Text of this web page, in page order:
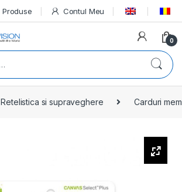
Produse Contul Meu
0
Retelistica si supraveghere Carduri